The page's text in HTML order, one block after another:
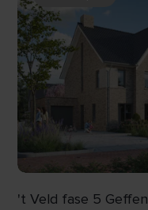
't Veld fase 5 Geffen